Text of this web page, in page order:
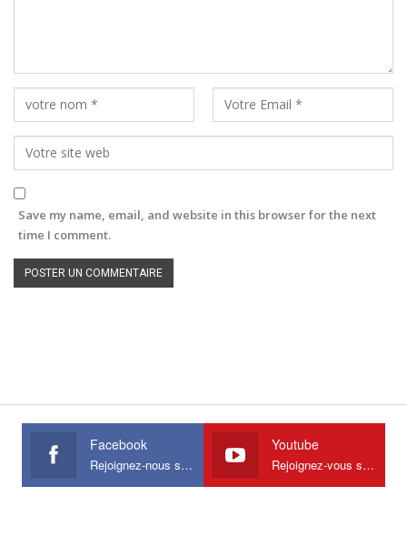
Save my name, email, and website in this browser for the next
time I comment.
Facebook
Rejoignez-nous sur Facebook
Youtube
Rejoignez-vous sur Youtube